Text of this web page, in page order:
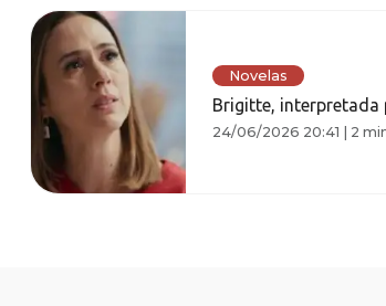
Novelas
Brigitte, interpretada
24/06/2026 20:41 | 2